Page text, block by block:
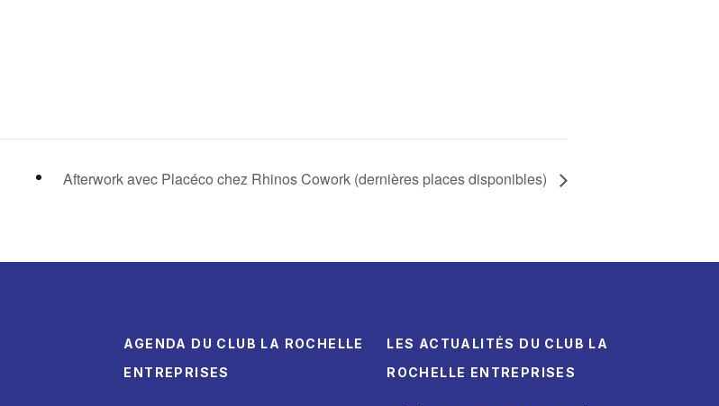
Afterwork avec Placéco chez Rhinos Cowork (dernières places disponibles)
AGENDA DU CLUB LA ROCHELLE
ENTREPRISES
LES ACTUALITÉS DU CLUB LA
ROCHELLE ENTREPRISES